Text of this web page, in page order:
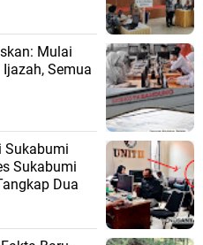
Mulai
Semua
Sukabumi
Sukabumi
Dua